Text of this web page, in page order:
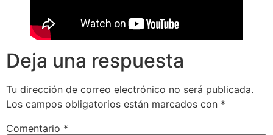
Deja una respuesta
Tu dirección de correo electrónico no será publicada.
Los campos obligatorios están marcados con *
Comentario *